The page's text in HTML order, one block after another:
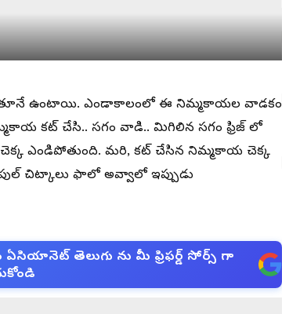
ఉంటాయి. ఎండాకాలంలో ఈ నిమ్మకాయల వాడకం
కట్ చేసి.. సగం వాడి.. మిగిలిన సగం ఫ్రిజ్ లో
చెక్క ఎండిపోతుంది. మరి, కట్ చేసిన నిమ్మకాయ చెక్క
చిట్కాలు ఫాలో అవ్వాలో ఇప్పుడు
తెలుగు ను మీ ఫ్రిఫర్డ్ సోర్స్ గా